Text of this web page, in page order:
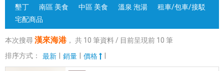
銷
銷
售
國
墾丁
南區 美食 中區 美食 溫泉 泡湯
租車/包車/接駁
宅配商品
本次搜尋 漢來海港， 共 10 筆資料 / 目前呈現前 10 筆
排序方式：
最新 銷量 價格